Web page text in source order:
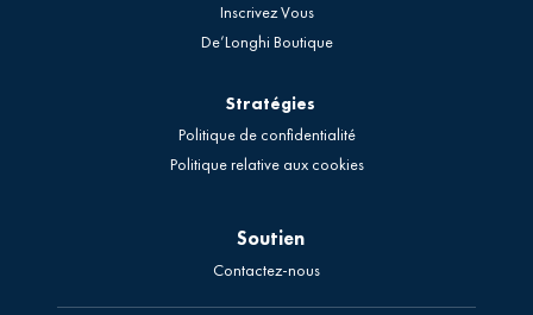
Inscrivez Vous
De’Longhi Boutique
Stratégies
Politique de confidentialité
Politique relative aux cookies
Soutien
Contactez-nous